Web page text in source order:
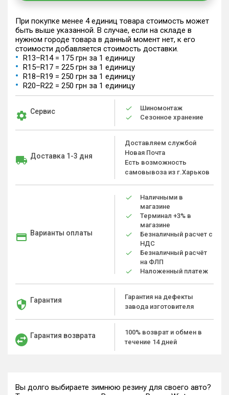
При покупке менее 4 единиц товара стоимость может
быть выше указанной. В случае, если на складе в
нужном городе товара в данный момент нет, к его
стоимости добавляется стоимость доставки.
R13–R14 = 175 грн за 1 единицу
R15–R17 = 225 грн за 1 единицу
R18–R19 = 250 грн за 1 единицу
R20–R22 = 250 грн за 1 единицу
Сервис
Шиномонтаж
Сезонное хранение
Доставка 1-3 дня
Доставляем службой
Новая Почта
Есть возможность
самовывоза из г.Харьков
Варианты оплаты
Наличными в
магазине
Терминал +3% в
магазине
Безналичный расчет с
НДС
Безналичный расчёт
на ФЛП
Наложенный платеж
Гарантия
Гарантия на дефекты
завода изготовителя
Гарантия возврата
100% возврат и обмен в
течение 14 дней
Вы долго выбираете зимнюю резину для своего авто?